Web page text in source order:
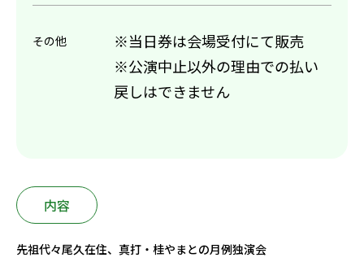
その他
※当日券は会場受付にて販売
※公演中止以外の理由での払い
戻しはできません
内容
先祖代々尾久在住、真打・桂やまとの月例独演会